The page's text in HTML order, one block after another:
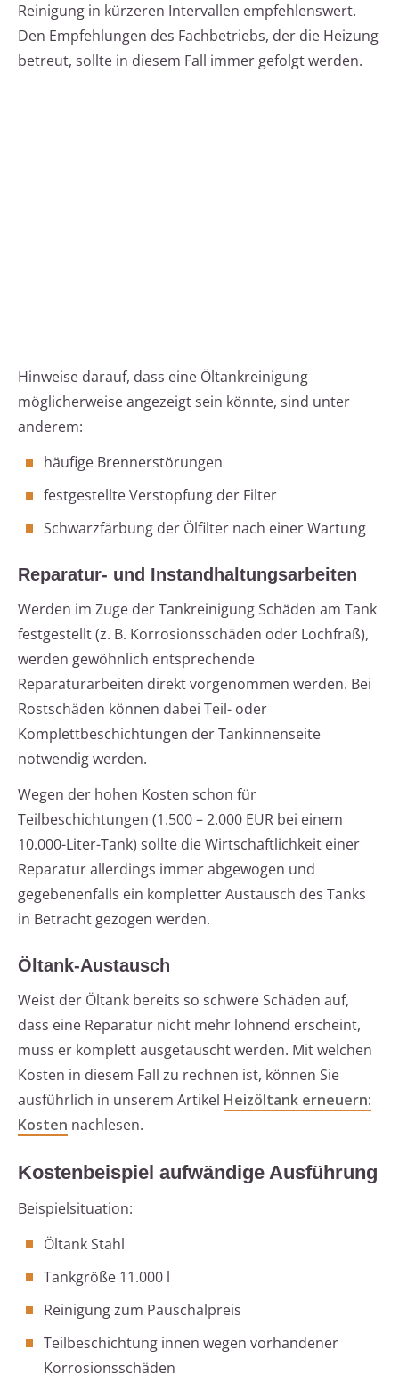
Reinigung in kürzeren Intervallen empfehlenswert.
Den Empfehlungen des Fachbetriebs, der die Heizung
betreut, sollte in diesem Fall immer gefolgt werden.
Hinweise darauf, dass eine Öltankreinigung
möglicherweise angezeigt sein könnte, sind unter
anderem:
häufige Brennerstörungen
festgestellte Verstopfung der Filter
Schwarzfärbung der Ölfilter nach einer Wartung
Reparatur- und Instandhaltungsarbeiten
Werden im Zuge der Tankreinigung Schäden am Tank
festgestellt (z. B. Korrosionsschäden oder Lochfraß),
werden gewöhnlich entsprechende
Reparaturarbeiten direkt vorgenommen werden. Bei
Rostschäden können dabei Teil- oder
Komplettbeschichtungen der Tankinnenseite
notwendig werden.
Wegen der hohen Kosten schon für
Teilbeschichtungen (1.500 – 2.000 EUR bei einem
10.000-Liter-Tank) sollte die Wirtschaftlichkeit einer
Reparatur allerdings immer abgewogen und
gegebenenfalls ein kompletter Austausch des Tanks
in Betracht gezogen werden.
Öltank-Austausch
Weist der Öltank bereits so schwere Schäden auf,
dass eine Reparatur nicht mehr lohnend erscheint,
muss er komplett ausgetauscht werden. Mit welchen
Kosten in diesem Fall zu rechnen ist, können Sie
ausführlich in unserem Artikel Heizöltank erneuern:
Kosten nachlesen.
Kostenbeispiel aufwändige Ausführung
Beispielsituation:
Öltank Stahl
Tankgröße 11.000 l
Reinigung zum Pauschalpreis
Teilbeschichtung innen wegen vorhandener
Korrosionsschäden